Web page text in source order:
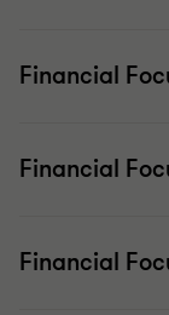
Financial
Financial
Financial